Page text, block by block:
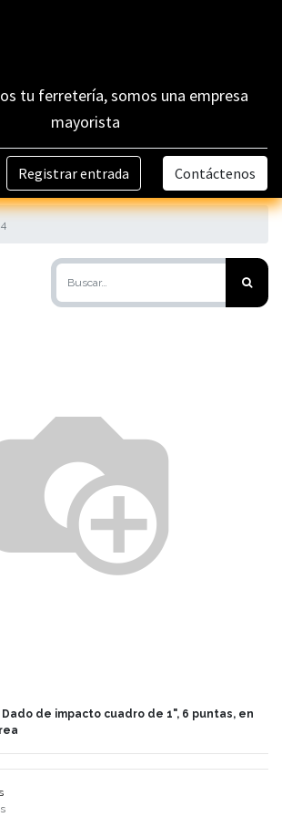
tu ferretería, somos una empresa
mayorista
Registrar entrada Contáctenos
Dado de impacto cuadro de 1", 6 puntas, en